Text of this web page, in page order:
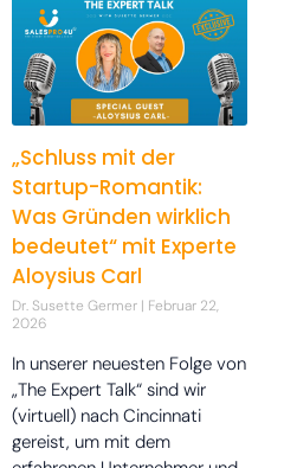
„Schluss mit der
Startup-Romantik:
Was Gründen wirklich
bedeutet“ mit Experte
Aloysius Carl
Dr. Susette Germer
Februar 22,
2026
In unserer neuesten Folge von
„The Expert Talk“ sind wir
(virtuell) nach Cincinnati
gereist, um mit dem